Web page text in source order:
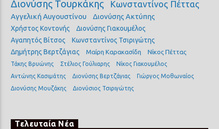
Διονύσης Τουρκάκης Κωνσταντίνος Πέττας
Αγγελική Αυγουστίνου Διονύσης Ακτύπης
Χρήστος Κοντονής
Διονύσης Γιακουμέλος
Αγαπητός Βίτσος
Κωνσταντίνος Τσιριγώτης
Δημήτρης Βερτζάγιας
Μαίρη Καρακασίδη Νίκος Πέττας
Τάκης Βρυώνης Στέλιος Γούλιαρης
Νίκος Γιακουμέλος
Αντώνης Κασιμάτης
Διονύσης Βερτζάγιας
Γιώργος Μοθωναίος
Διονύσης Μουζάκης
Διονύσιος Τσιριγώτης
Τελευταία Νέα